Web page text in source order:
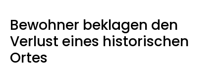
Bewohner beklagen den
Verlust eines historischen
Ortes